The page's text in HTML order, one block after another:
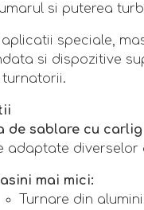
si puterea
aplicatii speciale,
si dispozitive
de sablare cu carlig
adaptate diverselor
mai mici:
Turnare din